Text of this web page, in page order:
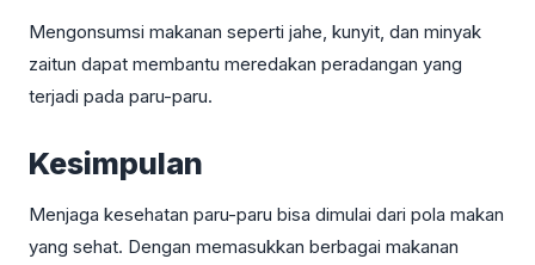
Mengonsumsi makanan seperti jahe, kunyit, dan minyak
zaitun dapat membantu meredakan peradangan yang
terjadi pada paru-paru.
Kesimpulan
Menjaga kesehatan paru-paru bisa dimulai dari pola makan
yang sehat. Dengan memasukkan berbagai makanan